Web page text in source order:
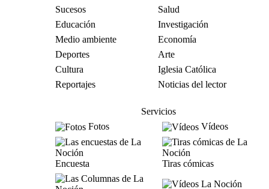
Sucesos
Salud
Educación
Investigación
Medio ambiente
Economía
Deportes
Arte
Cultura
Iglesia Católica
Reportajes
Noticias del lector
Servicios
Fotos
Vídeos
Encuesta Tiras cómicas